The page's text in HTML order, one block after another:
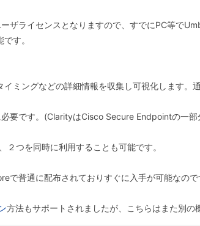
ライセンスとなりますので、すでにPC等で
す。
ミングなどの詳細情報を収集し可視化します。
要です。(ClarityはCisco Secure Endpointの一部
つを同時に利用することも可能です。
普通に配布されておりすぐに入手が可能なので
方法もサポートされましたが、こちらはまた別の